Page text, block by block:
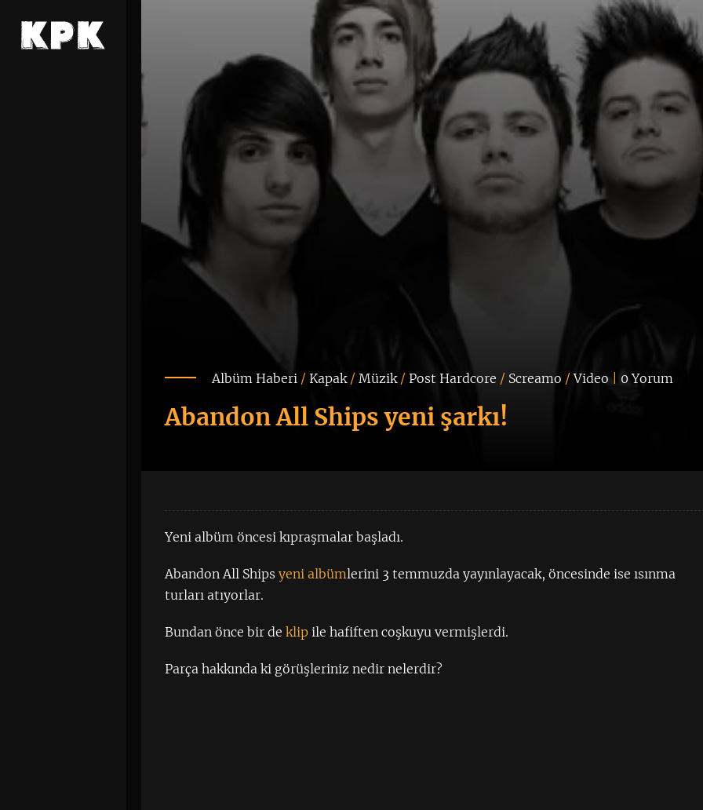
Albüm Haberi /Kapak/Müzik/Post Hardcore / Screamo /Video 0 Yorum
Abandon All Ships yeni şarkı!
Yeni albüm öncesi kıpraşmalar başladı.
Abandon All Ships yeni albümlerini 3 temmuzda yayınlayacak, öncesinde ise ısınma
turları atıyorlar.
Bundan önce bir deklip ile hafiften coşkuyu vermişlerdi.
Parça hakkında ki görüşleriniz nedir nelerdir?